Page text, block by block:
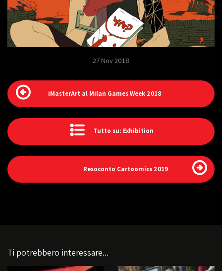
27 Nov 2018
iMasterArt al Milan Games Week 2018
Tutto su: Exhibition
Resoconto Cartoomics 2019
Ti potrebbero interessare...